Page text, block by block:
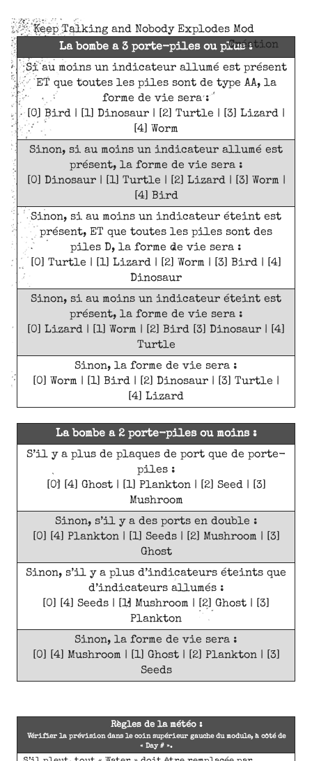
Keep Talking and Nobody Explodes Mod
Création
La bombe a 3 porte-piles ou plus :
Si au moins un indicateur allumé est présent
ET que toutes les piles sont de type AA, la
forme de vie sera :
[0] Bird | [1] Dinosaur | [2] Turtle | [3] Lizard |
[4] Worm
Sinon, si au moins un indicateur allumé est
présent, la forme de vie sera :
[0] Dinosaur | [1] Turtle | [2] Lizard | [3] Worm |
[4] Bird
Sinon, si au moins un indicateur éteint est
présent, ET que toutes les piles sont des
piles D, la forme de vie sera :
[0] Turtle | [1] Lizard | [2] Worm | [3] Bird | [4]
Dinosaur
Sinon, si au moins un indicateur éteint est
présent, la forme de vie sera :
[0] Lizard | [1] Worm | [2] Bird [3] Dinosaur | [4]
Turtle
Sinon, la forme de vie sera :
[0] Worm | [1] Bird | [2] Dinosaur | [3] Turtle |
[4] Lizard
La bombe a 2 porte-piles ou moins :
S’il y a plus de plaques de port que de porte-
piles :
[0] [4] Ghost | [1] Plankton | [2] Seed | [3]
Mushroom
Sinon, s’il y a des ports en double :
[0] [4] Plankton | [1] Seeds | [2] Mushroom | [3]
Ghost
Sinon, s’il y a plus d’indicateurs éteints que
d’indicateurs allumés :
[0] [4] Seeds | [1] Mushroom | [2] Ghost | [3]
Plankton
Sinon, la forme de vie sera :
[0] [4] Mushroom | [1] Ghost | [2] Plankton | [3]
Seeds
Règles de la météo :
Vérifier la prévision dans le coin supérieur gauche du module, à côté de
« Day # ».